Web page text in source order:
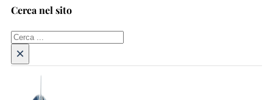
Cerca nel sito
Cerca
×